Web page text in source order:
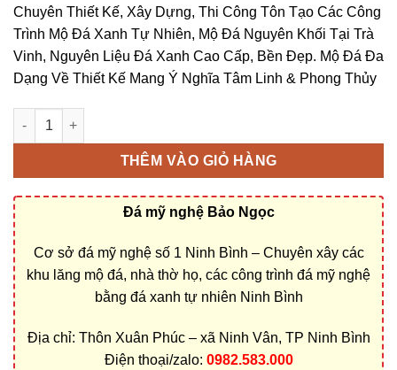
Chuyên Thiết Kế, Xây Dựng, Thi Công Tôn Tạo Các Công
Trình Mộ Đá Xanh Tự Nhiên, Mộ Đá Nguyên Khối Tại Trà
Vinh, Nguyên Liệu Đá Xanh Cao Cấp, Bền Đẹp. Mộ Đá Đa
Dạng Về Thiết Kế Mang Ý Nghĩa Tâm Linh & Phong Thủy
Làm mộ đá nguyên khối tại Trà Vinh | Cơ sở chế tác uy tín,
THÊM VÀO GIỎ HÀNG
Đá mỹ nghệ Bảo Ngọc
Cơ sở đá mỹ nghệ số 1 Ninh Bình – Chuyên xây các
khu lăng mộ đá, nhà thờ họ, các công trình đá mỹ nghệ
bằng đá xanh tự nhiên Ninh Bình
Địa chỉ: Thôn Xuân Phúc – xã Ninh Vân, TP Ninh Bình
Điện thoại/zalo: 0982.583.000